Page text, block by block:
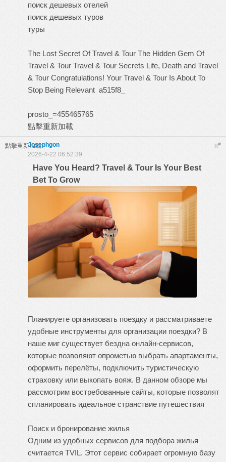
поиск дешевых отелей
поиск дешевых туров
туры
The Lost Secret Of Travel & Tour The Hidden Gem Of
Travel & Tour Travel & Tour Secrets Life, Death and Travel
& Tour Congratulations! Your Travel & Tour Is About To
Stop Being Relevant a515f8_
prosto_=455465765
點擊重新加載
點擊重新加載 8#
Josephgon
2026-4-22 06:52:39
Have You Heard? Travel & Tour Is Your Best
Bet To Grow
Планируете организовать поездку и рассматриваете
удобные инструменты для организации поездки? В
наше миг существует бездна онлайн-сервисов,
которые позволяют опрометью выбрать апартаменты,
оформить перелёты, подключить туристическую
страховку или выкопать вояж. В данном обзоре мы
рассмотрим востребованные сайты, которые позволят
спланировать идеальное странствие путешествия
Поиск и бронирование жилья
Одним из удобных сервисов для подбора жилья
считается TVIL. Этот сервис собирает огромную базу